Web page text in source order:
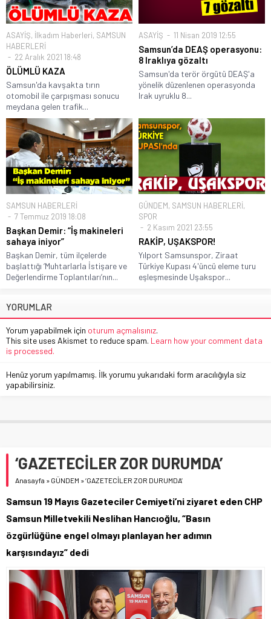
ASAYİŞ, İlkadım Haberleri, SAMSUN
HABERLERİ
22 Aralık 2021 18:48
ÖLÜMLÜ KAZA
Samsun'da kavşakta tırın
otomobil ile çarpışması sonucu
meydana gelen trafik...
ASAYİŞ 11 Nisan 2019 12:55
Samsun’da DEAŞ operasyonu:
8 Iraklıya gözaltı
Samsun'da terör örgütü DEAŞ'a
yönelik düzenlenen operasyonda
Irak uyruklu 8...
SAMSUN HABERLERİ
7 Temmuz 2019 18:08
Başkan Demir: “İş makineleri
sahaya iniyor”
Başkan Demir, tüm ilçelerde
başlattığı ‘Muhtarlarla İstişare ve
Değerlendirme Toplantıları’nın...
GÜNDEM, SAMSUN HABERLERİ,
SPOR
2 Kasım 2021 23:55
RAKİP, UŞAKSPOR!
Yılport Samsunspor, Ziraat
Türkiye Kupası 4'üncü eleme turu
eşleşmesinde Uşakspor...
YORUMLAR
Yorum yapabilmek için oturum açmalısınız.
This site uses Akismet to reduce spam. Learn how your comment data
is processed.
Henüz yorum yapılmamış. İlk yorumu yukarıdaki form aracılığıyla siz
yapabilirsiniz.
‘GAZETECİLER ZOR DURUMDA’
Anasayfa » GÜNDEM »‘GAZETECİLER ZOR DURUMDA’
Samsun 19 Mayıs Gazeteciler Cemiyeti’ni ziyaret eden CHP
Samsun Milletvekili Neslihan Hancıoğlu, “Basın
özgürlüğüne engel olmayı planlayan her adımın
karşısındayız” dedi